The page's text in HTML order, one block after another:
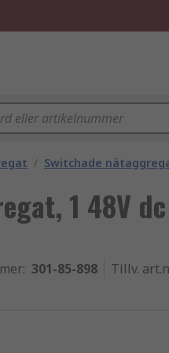
/ Switchade
1 48V
: 301-85-898 Tillv.